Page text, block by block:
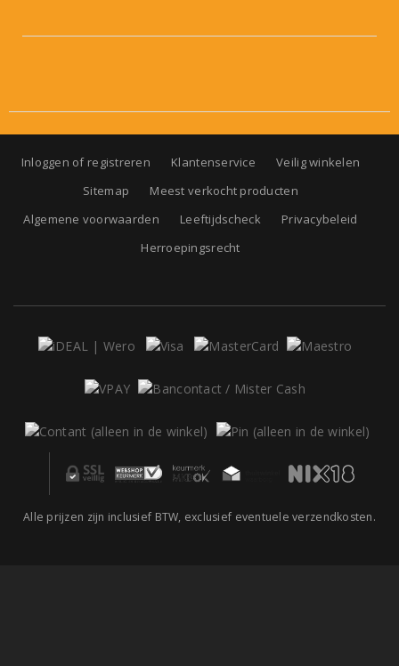
Inloggen of registreren Klantenservice
Veilig winkelen
Sitemap
Meest verkocht producten
Algemene voorwaarden
Leeftijdscheck
Privacybeleid
Herroepingsrecht
Alle prijzen zijn inclusief BTW, exclusief eventuele verzendkosten.